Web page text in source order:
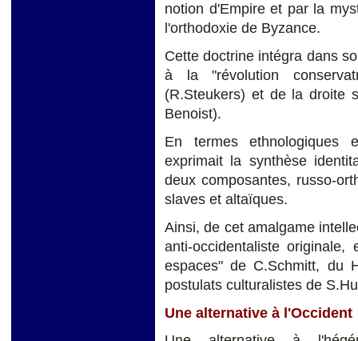
notion d'Empire et par la
l'orthodoxie de Byzance.
Cette doctrine intégra dans
à la "révolution
(R.Steukers) et de la droite
Benoist).
En termes ethnologiques
exprimait la synthèse
deux composantes, russo-
slaves et altaïques.
Ainsi, de cet amalgame
anti-occidentaliste
espaces" de C.Schmitt, du
postulats culturalistes de
Une alternative à l'Occident